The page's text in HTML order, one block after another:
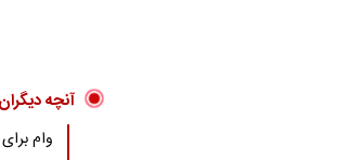
آنچه
وام برای